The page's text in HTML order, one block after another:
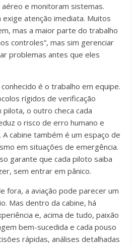
e monitoram sistemas.
exige atenção imediata. Muitos
mas a maior parte do trabalho
controles”, mas sim gerenciar
problemas antes que eles
é o trabalho em equipe.
rígidos de verificação
pilota, o outro checa cada
o risco de erro humano e
A cabine também é um espaço de
em situações de emergência.
garante que cada piloto saiba
sem entrar em pânico.
fora, a aviação pode parecer um
Mas dentro da cabine, há
e, acima de tudo, paixão
bem-sucedida e cada pouso
rápidas, análises detalhadas